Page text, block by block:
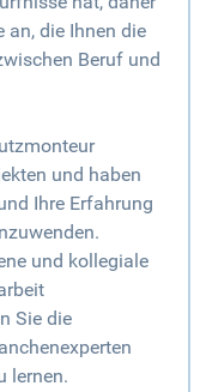
an, die Ihnen die
Beruf und
und haben
Ihre Erfahrung
und kollegiale
Sie die
lernen.